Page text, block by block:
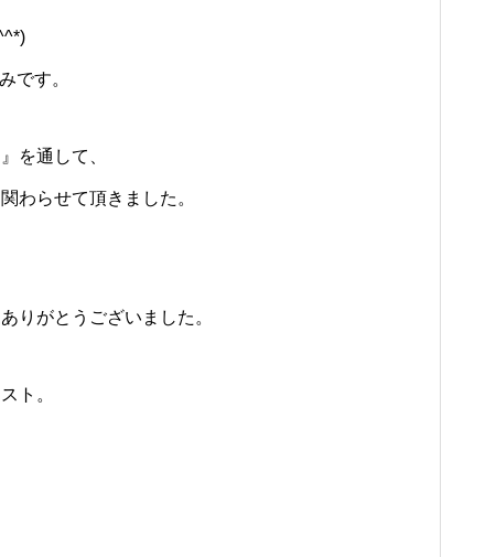
です。
を通して、
わらせて頂きました。
りがとうございました。
ト。